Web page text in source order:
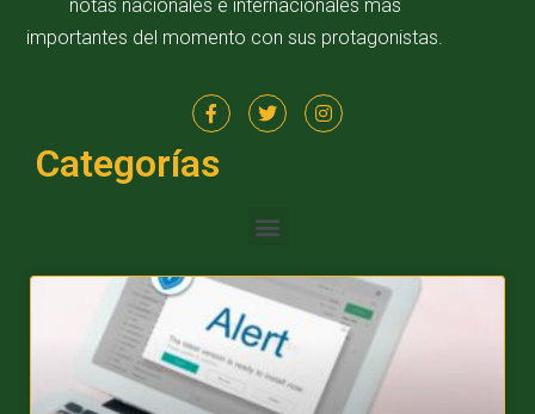
notas nacionales e internacionales más
importantes del momento con sus protagonistas.
Categorías